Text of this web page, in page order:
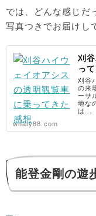
では、どんな感じだ
写真つきでお届けし
刈
っ
刈谷
の来
ーサ
地な
は...
whaty88.com
能登金剛の遊